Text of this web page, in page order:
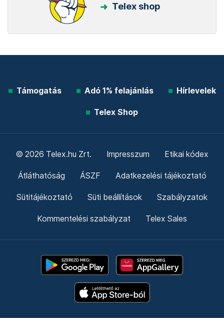
Telex shop
Támogatás Adó 1% felajánlás Hírlevelek
Telex Shop
© 2026 Telex.hu Zrt. Impresszum Etikai kódex
Átláthatóság ÁSZF Adatkezelési tájékoztató
Sütitájékoztató Süti beállítások Szabályzatok
Kommentelési szabályzat Telex Sales